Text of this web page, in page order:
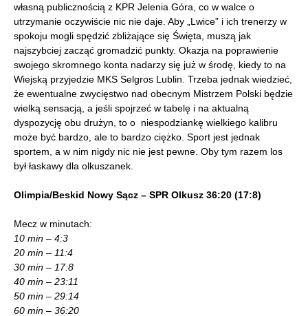
własną publicznością z KPR Jelenia Góra, co w walce o
utrzymanie oczywiście nic nie daje. Aby „Lwice” i ich trenerzy w
spokoju mogli spędzić zbliżające się Święta, muszą jak
najszybciej zacząć gromadzić punkty. Okazja na poprawienie
swojego skromnego konta nadarzy się już w środę, kiedy to na
Wiejską przyjedzie MKS Selgros Lublin. Trzeba jednak wiedzieć,
że ewentualne zwycięstwo nad obecnym Mistrzem Polski będzie
wielką sensacją, a jeśli spojrzeć w tabelę i na aktualną
dyspozycję obu drużyn, to o niespodziankę wielkiego kalibru
może być bardzo, ale to bardzo ciężko. Sport jest jednak
sportem, a w nim nigdy nic nie jest pewne. Oby tym razem los
był łaskawy dla olkuszanek.
Olimpia/Beskid Nowy Sącz – SPR Olkusz 36:20 (17:8)
Mecz w minutach:
10 min – 4:3
20 min – 11:4
30 min – 17:8
40 min – 23:11
50 min – 29:14
60 min – 36:20